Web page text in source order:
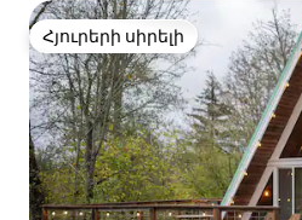
Հյուրերի սիրելի
Հյուրերի սիրելի